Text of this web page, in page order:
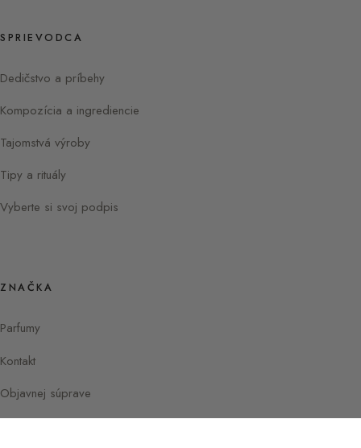
SPRIEVODCA
Dedičstvo a príbehy
Kompozícia a ingrediencie
Tajomstvá výroby
Tipy a rituály
Vyberte si svoj podpis
ZNAČKA
Parfumy
Kontakt
Objavnej súprave